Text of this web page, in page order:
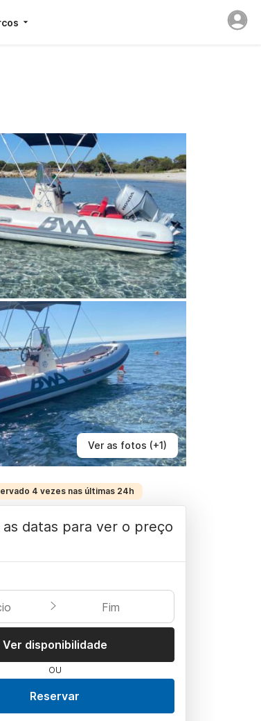
Ver as fotos (+1)
4 vezes nas últimas 24h
as datas para ver o preço
Fim
Ver disponibilidade
OU
Reservar